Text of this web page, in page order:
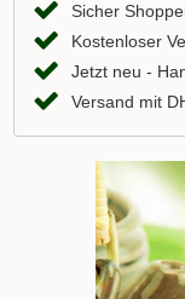
Sicher
Kostenloser
Jetzt neu -
Versand mit